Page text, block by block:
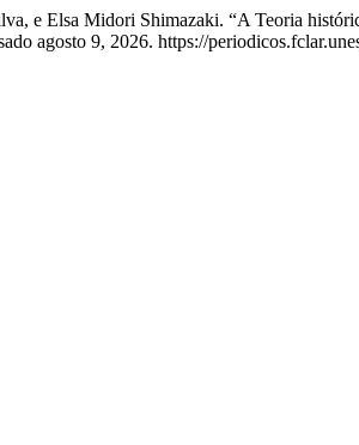
e Elsa Midori Shimazaki. “A Teoria
agosto 9, 2026. https://